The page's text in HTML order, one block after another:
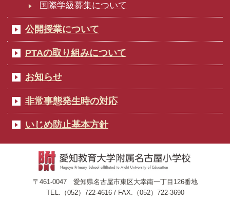
国際学級募集について
公開授業について
PTAの取り組みについて
お知らせ
非常事態発生時の対応
いじめ防止基本方針
〒461-0047 愛知県名古屋市東区大幸南一丁目126番地
TEL.（052）722-4616 / FAX.（052）722-3690